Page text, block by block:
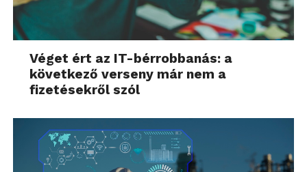
Véget ért az IT-bérrobbanás: a
következő verseny már nem a
fizetésekről szól